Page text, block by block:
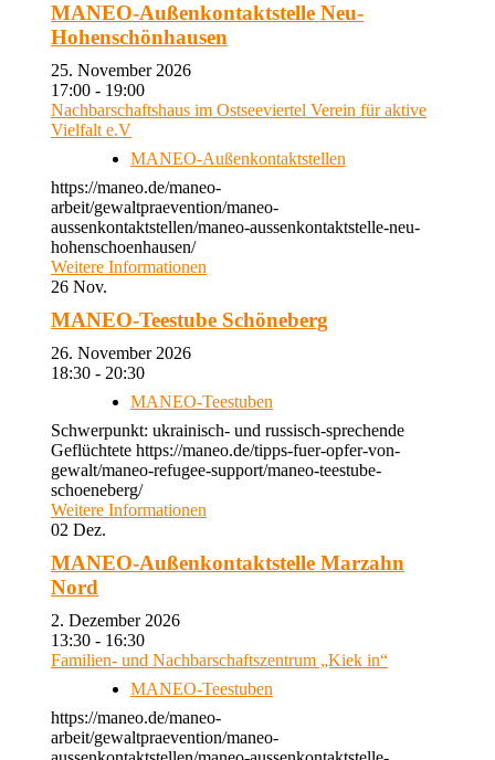
MANEO-Außenkontaktstelle Neu-
Hohenschönhausen
25. November 2026
17:00 - 19:00
Nachbarschaftshaus im Ostseeviertel Verein für aktive
Vielfalt e.V
MANEO-Außenkontaktstellen
https://maneo.de/maneo-
arbeit/gewaltpraevention/maneo-
aussenkontaktstellen/maneo-aussenkontaktstelle-neu-
hohenschoenhausen/
Weitere Informationen
26 Nov.
MANEO-Teestube Schöneberg
26. November 2026
18:30 - 20:30
MANEO-Teestuben
Schwerpunkt: ukrainisch- und russisch-sprechende
Geflüchtete https://maneo.de/tipps-fuer-opfer-von-
gewalt/maneo-refugee-support/maneo-teestube-
schoeneberg/
Weitere Informationen
02 Dez.
MANEO-Außenkontaktstelle Marzahn
Nord
2. Dezember 2026
13:30 - 16:30
Familien- und Nachbarschaftszentrum „Kiek in“
MANEO-Teestuben
https://maneo.de/maneo-
arbeit/gewaltpraevention/maneo-